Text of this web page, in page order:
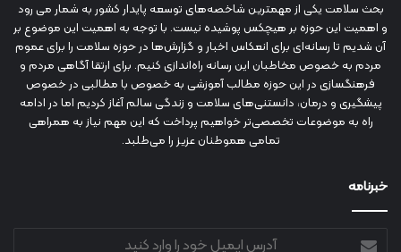
بحث سلامت یکی از مهمترین شاخصه‌های توسعه پایدار کشور به شمار می رود
و اهمیت این حوزه بر هیچکس پوشیده نیست. با توجه به اهمیت این موضوع بر
آن شدیم تا رسانه‌ای برای انعکاس اخبار و گزارش‌ها در حوزه سلامت را برای عموم
مردم به خصوص مخاطبان این رسانه راه‌اندازی کنیم. برای ارتقا آگاهی مردم و
فرهنگسازی در این حوزه مطالب آموزشی به خصوص با مطالبی در خصوص
پیشگیری و درمان، دانستنی‌های سلامت و زندگی سالم آغاز کردیم اما در ادامه
راه به موضوعات تخصصی‌تر خواهیم پرداخت که این مهم نیاز به همراهی
تمامی هموطنان عزیز را می‌طلبد.
خبرنامه
آدرس